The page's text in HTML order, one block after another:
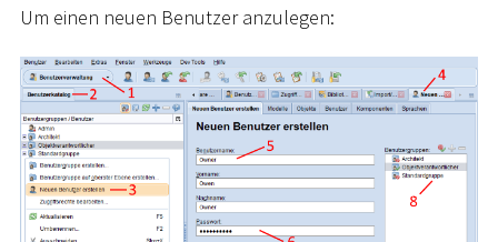
Um einen neuen Benutzer anzulegen: